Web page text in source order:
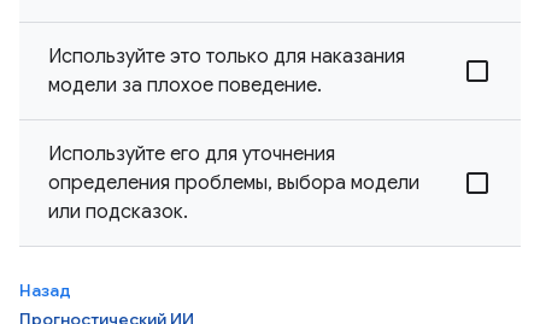
Используйте это только для наказания
модели за плохое поведение.
Используйте его для уточнения
определения проблемы, выбора модели
или подсказок.
Назад
Прогностический ИИ